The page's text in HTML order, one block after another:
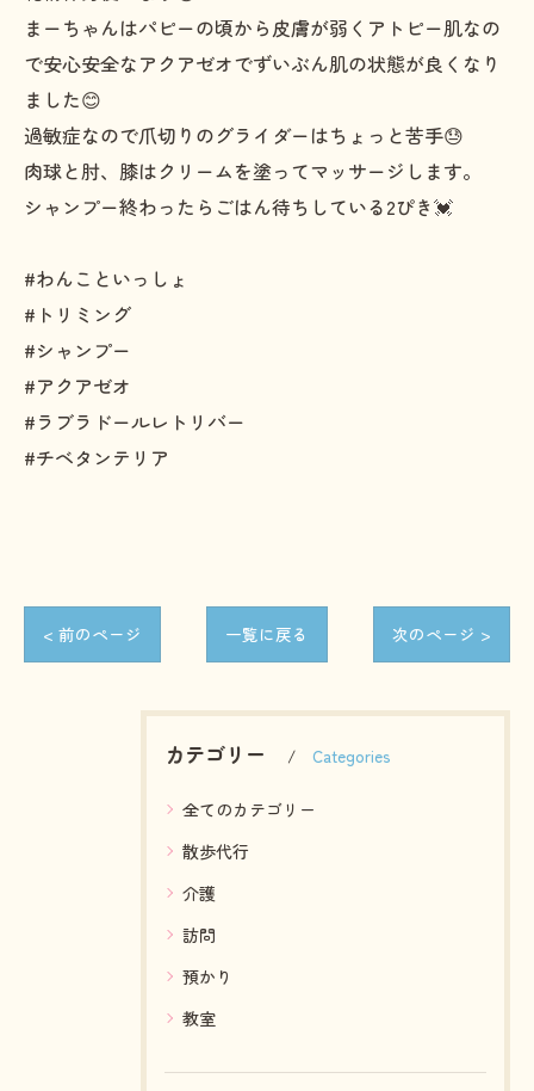
まーちゃんはパピーの頃から皮膚が弱くアトピー肌なの
で安心安全なアクアゼオでずいぶん肌の状態が良くなり
ました😊
過敏症なので爪切りのグライダーはちょっと苦手😓
肉球と肘、膝はクリームを塗ってマッサージします。
シャンプー終わったらごはん待ちしている2ぴき💓
#わんこといっしょ
#トリミング
#シャンプー
#アクアゼオ
#ラブラドールレトリバー
#チベタンテリア
< 前のページ 一覧に戻る 次のページ >
カテゴリー Categories
全てのカテゴリー
散歩代行
介護
訪問
預かり
教室